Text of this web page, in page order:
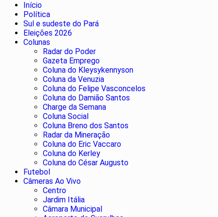
Início
Política
Sul e sudeste do Pará
Eleições 2026
Colunas
Radar do Poder
Gazeta Emprego
Coluna do Kleysykennyson
Coluna da Venuzia
Coluna do Felipe Vasconcelos
Coluna do Damião Santos
Charge da Semana
Coluna Social
Coluna Breno dos Santos
Radar da Mineração
Coluna do Eric Vaccaro
Coluna do Kerley
Coluna do César Augusto
Futebol
Câmeras Ao Vivo
Centro
Jardim Itália
Câmara Municipal